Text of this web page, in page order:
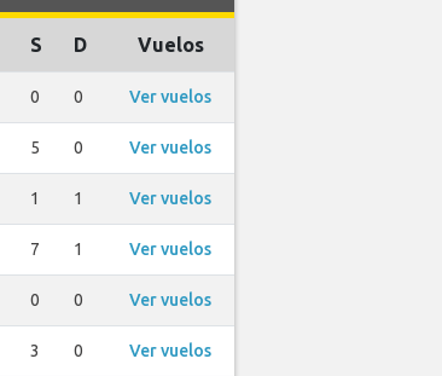
S D Vuelos
0 0 Ver vuelos
5 0 Ver vuelos
1 1 Ver vuelos
7 1 Ver vuelos
0 0 Ver vuelos
3 0 Ver vuelos